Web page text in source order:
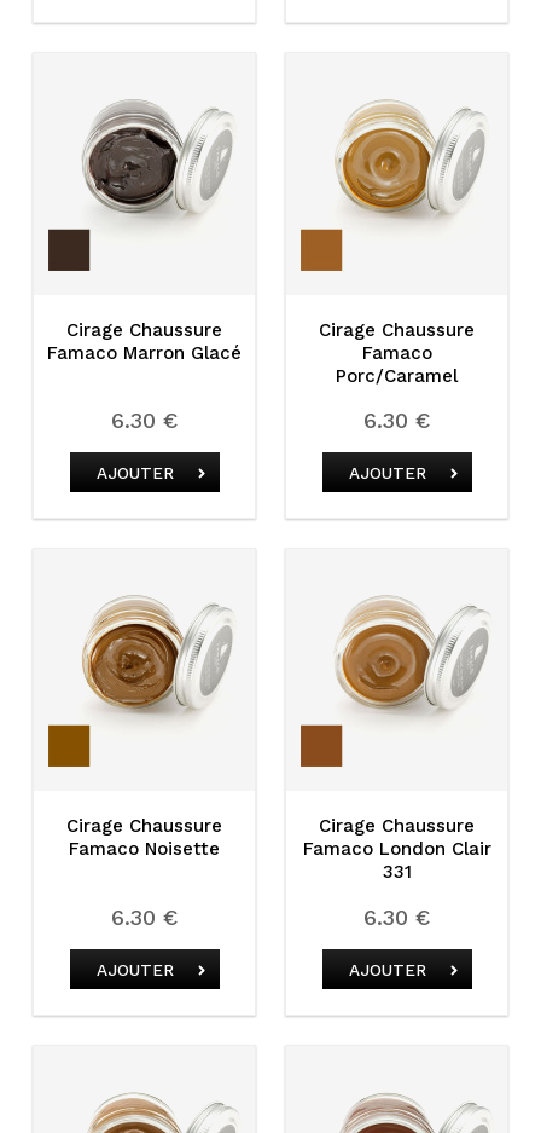
Cirage Chaussure
Famaco Marron Glacé
6.30 €
AJOUTER
Cirage Chaussure
Famaco
Porc/Caramel
6.30 €
AJOUTER
Cirage Chaussure
Famaco Noisette
6.30 €
AJOUTER
Cirage Chaussure
Famaco London Clair
331
6.30 €
AJOUTER